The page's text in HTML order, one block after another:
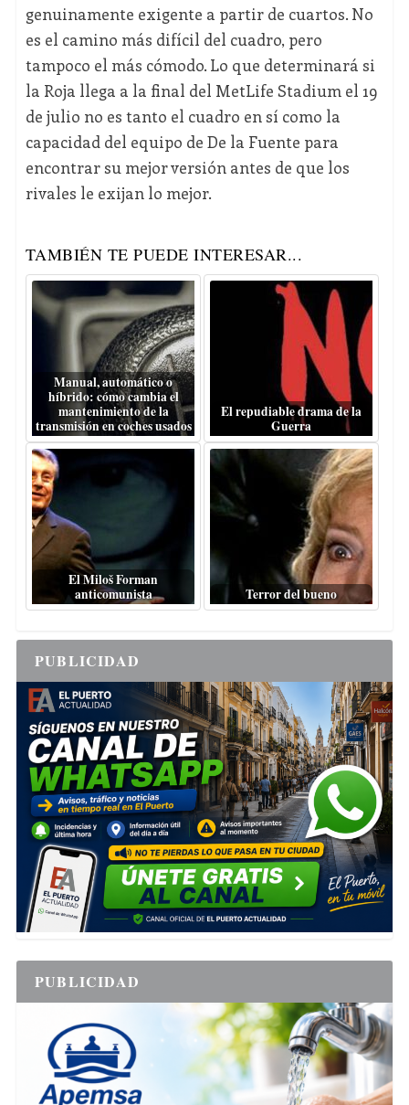
genuinamente exigente a partir de cuartos. No
es el camino más difícil del cuadro, pero
tampoco el más cómodo. Lo que determinará si
la Roja llega a la final del MetLife Stadium el 19
de julio no es tanto el cuadro en sí como la
capacidad del equipo de De la Fuente para
encontrar su mejor versión antes de que los
rivales le exijan lo mejor.
TAMBIÉN TE PUEDE INTERESAR...
Manual, automático o
híbrido: cómo cambia el
mantenimiento de la
transmisión en coches usados
El repudiable drama de la
Guerra
El Miloš Forman
anticomunista
Terror del bueno
PUBLICIDAD
PUBLICIDAD